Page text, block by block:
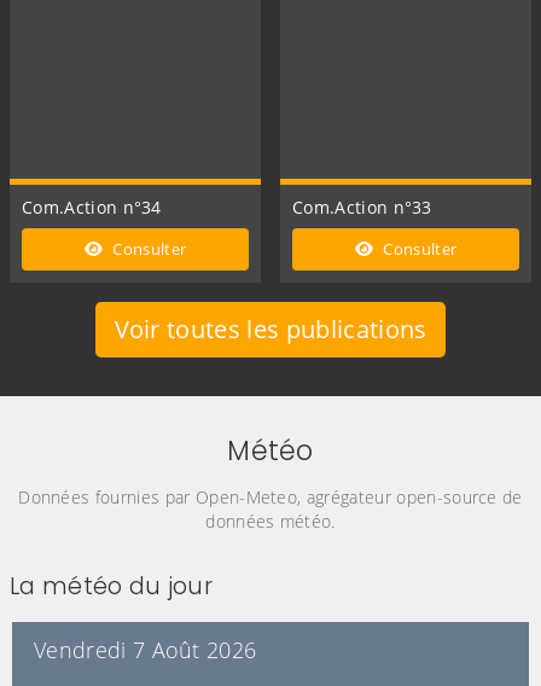
Com.Action n°34
Consulter
Com.Action n°33
Consulter
Voir toutes les publications
Météo
Données fournies par Open-Meteo, agrégateur open-source de
données météo.
La météo du jour
Vendredi 7 Août 2026